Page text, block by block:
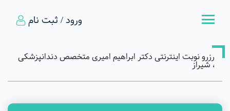
ورود / ثبت نام
رزرو نوبت اینترنتی دکتر ابراهیم امیری متخصص دندانپزشکی
، شیراز